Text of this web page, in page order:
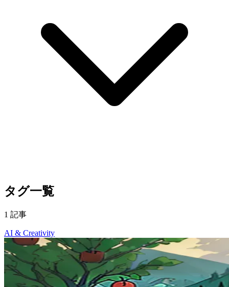
タグ一覧
1 記事
AI & Creativity